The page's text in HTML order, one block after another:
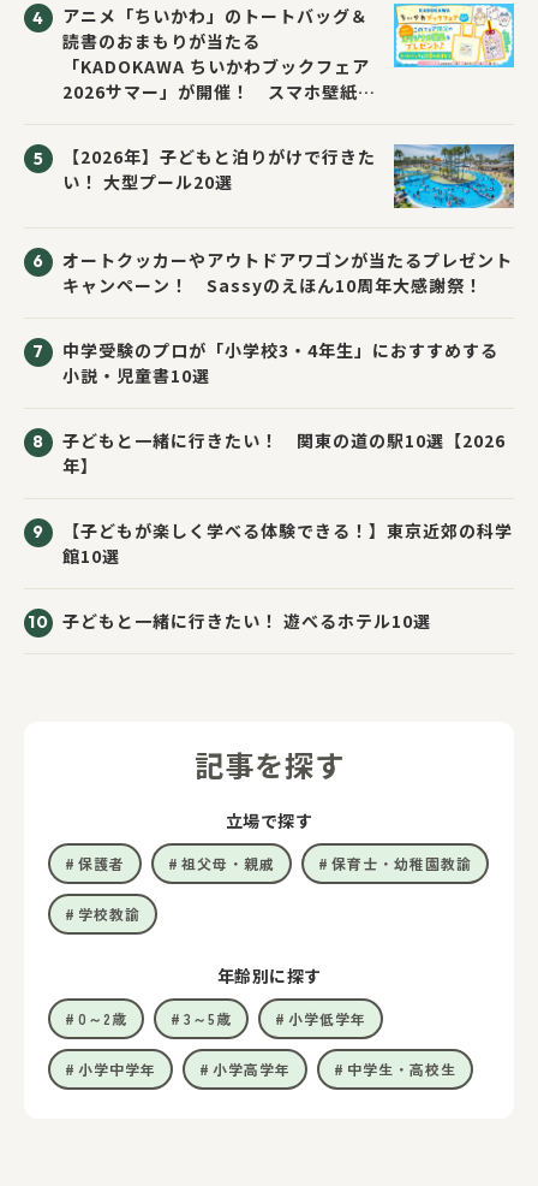
アニメ「ちいかわ」のトートバッグ＆
読書のおまもりが当たる
「KADOKAWA ちいかわブックフェア
2026サマー」が開催！ スマホ壁紙は
【2026年】子どもと泊りがけで行きた
い！ 大型プール20選
オートクッカーやアウトドアワゴンが当たるプレゼント
キャンペーン！ Sassyのえほん10周年大感謝祭！
中学受験のプロが「小学校3・4年生」におすすめする
小説・児童書10選
子どもと一緒に行きたい！ 関東の道の駅10選【2026
年】
【子どもが楽しく学べる体験できる！】東京近郊の科学
館10選
子どもと一緒に行きたい！ 遊べるホテル10選
記事を探す
立場で探す
保護者 祖父母・親戚 保育士・幼稚園教諭
学校教諭
年齢別に探す
0～2歳 3～5歳 小学低学年
小学中学年 小学高学年 中学生・高校生